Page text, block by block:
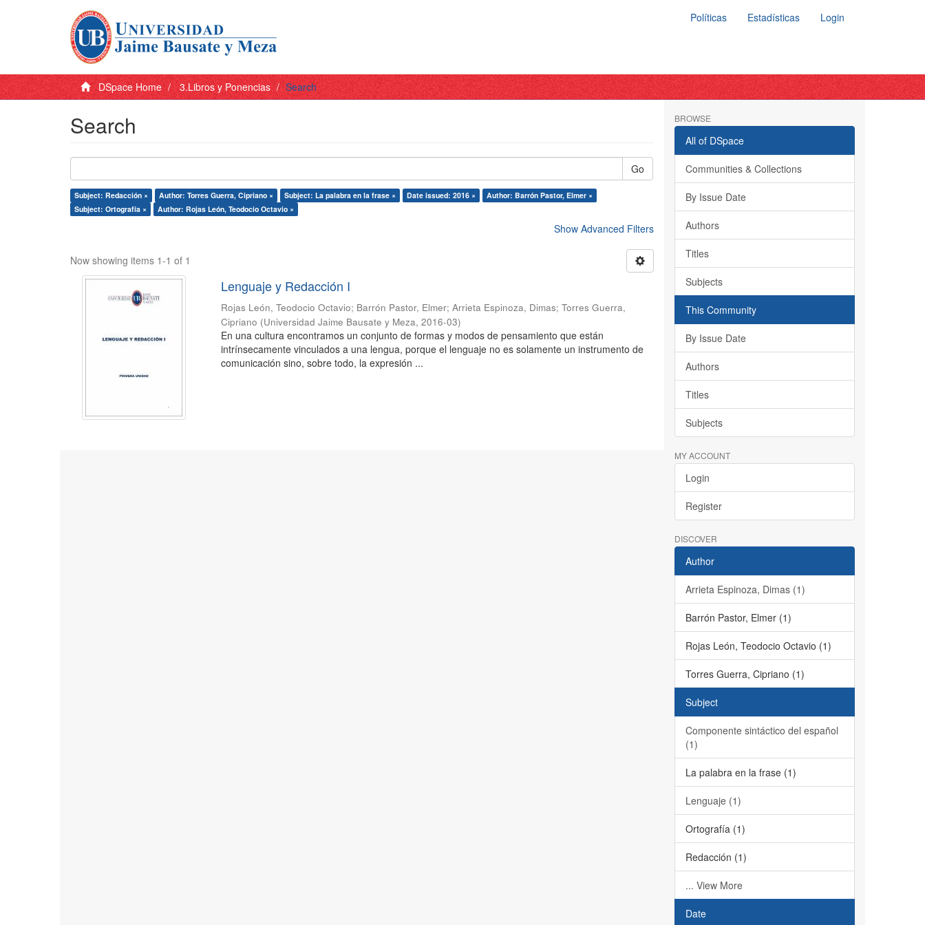
Políticas Estadísticas Login
DSpace Home 3.Libros y Ponencias Search
Search
Go
Subject: Redacción × Author: Torres Guerra, Cipriano × Subject: La palabra en la frase × Date issued: 2016 ×
Author: Barrón Pastor, Elmer ×
Subject: Ortografía ×
Author: Rojas León, Teodocio Octavio ×
Show Advanced Filters
Now showing items 1-1 of 1
Lenguaje y Redacción I
Rojas León, Teodocio Octavio; Barrón Pastor, Elmer;Arrieta Espinoza, Dimas;Torres Guerra,
Cipriano (Universidad Jaime Bausate y Meza,2016-03)
En una cultura encontramos un conjunto de formas y modos de pensamiento que están
intrínsecamente vinculados a una lengua, porque el lenguaje no es solamente un instrumento de
comunicación sino, sobre todo, la expresión ...
BROWSE
All of DSpace
Communities & Collections
By Issue Date
Authors
Titles
Subjects
This Community
By Issue Date
Authors
Titles
Subjects
MY ACCOUNT
Login
Register
DISCOVER
Author
Arrieta Espinoza, Dimas (1)
Barrón Pastor, Elmer (1)
Rojas León, Teodocio Octavio (1)
Torres Guerra, Cipriano (1)
Subject
Componente sintáctico del español
(1)
La palabra en la frase (1)
Lenguaje (1)
Ortografía (1)
Redacción (1)
... View More
Date